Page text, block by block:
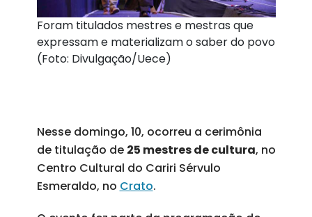
Foram titulados mestres e mestras que
expressam e materializam o saber do povo
(Foto: Divulgação/Uece)
Nesse domingo, 10, ocorreu a cerimônia
de titulação de 25 mestres de cultura, no
Centro Cultural do Cariri Sérvulo
Esmeraldo, no Crato.